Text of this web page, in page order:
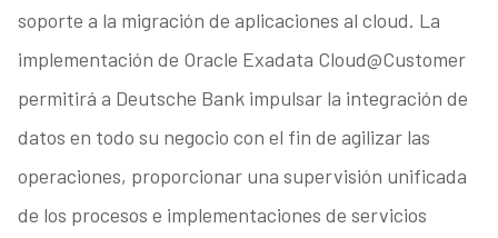
soporte a la migración de aplicaciones al cloud. La
implementación de Oracle Exadata Cloud@Customer
permitirá a Deutsche Bank impulsar la integración de
datos en todo su negocio con el fin de agilizar las
operaciones, proporcionar una supervisión unificada
de los procesos e implementaciones de servicios